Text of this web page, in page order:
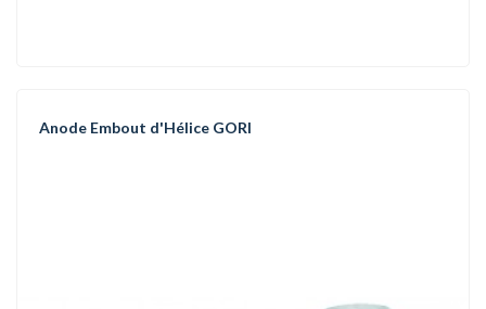
Anode Embout d'Hélice GORI